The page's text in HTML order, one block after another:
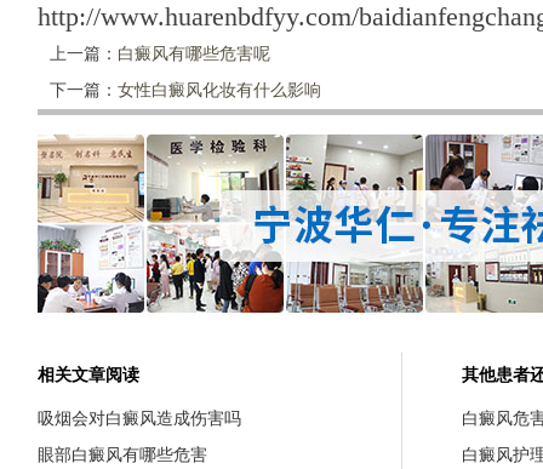
http://www.huarenbdfyy.com/
上一篇： 白癜风有哪些危害呢
下一篇： 女性白癜风化妆有什么影响
相关文章阅读
吸烟会对白癜风造成伤害吗
眼部白癜风有哪些危害
其他患者
白癜风危
白癜风护